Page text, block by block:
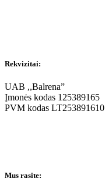
Rekvizitai:
UAB ,,Balrena”
Įmonės kodas 125389165
PVM kodas LT253891610
Mus rasite: